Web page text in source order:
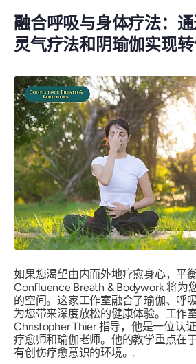
融合呼吸与身体疗法：通
灵气疗法和阴瑜伽实现
如果您渴望由内而外地疗愈身心，平
Confluence Breath & Bodywork 将为
的空间。这家工作室融合了瑜伽、呼
为您带来深度放松的健康体验。工作
Christopher Thier 指导，他是一位认
疗愈师和瑜伽老师。他的教学重点在
有创伤疗愈意识的环境。.